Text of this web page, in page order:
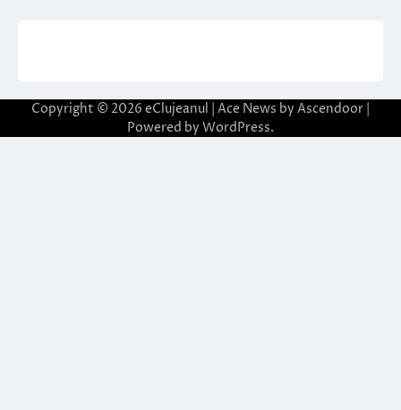
Copyright © 2026 eClujeanul | Ace News by Ascendoor
Powered by WordPress.